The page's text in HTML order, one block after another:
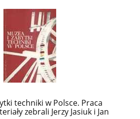
techniki w Polsce. Praca
zebrali Jerzy Jasiuk i Jan